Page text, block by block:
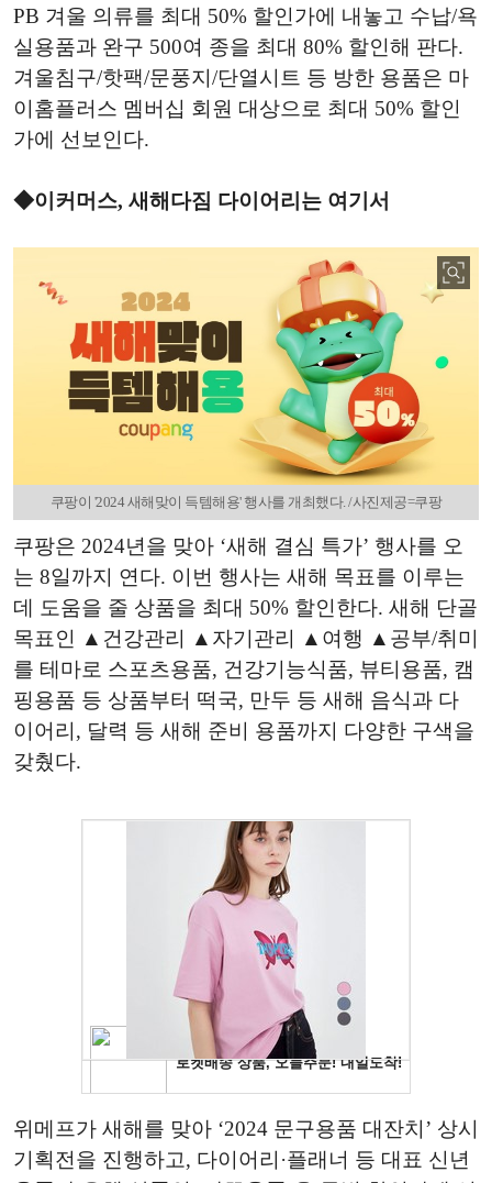
PB 겨울 의류를 최대 50% 할인가에 내놓고 수납/욕
실용품과 완구 500여 종을 최대 80% 할인해 판다.
겨울침구/핫팩/문풍지/단열시트 등 방한 용품은 마
이홈플러스 멤버십 회원 대상으로 최대 50% 할인
가에 선보인다.
◆이커머스, 새해다짐 다이어리는 여기서
쿠팡이 '2024 새해맞이 득템해용' 행사를 개최했다. /사진제공=쿠팡
쿠팡은 2024년을 맞아 ‘새해 결심 특가’ 행사를 오
는 8일까지 연다. 이번 행사는 새해 목표를 이루는
데 도움을 줄 상품을 최대 50% 할인한다. 새해 단골
목표인 ▲건강관리 ▲자기관리 ▲여행 ▲공부/취미
를 테마로 스포츠용품, 건강기능식품, 뷰티용품, 캠
핑용품 등 상품부터 떡국, 만두 등 새해 음식과 다
이어리, 달력 등 새해 준비 용품까지 다양한 구색을
갖췄다.
위메프가 새해를 맞아 ‘2024 문구용품 대잔치’ 상시
기획전을 진행하고, 다이어리·플래너 등 대표 신년